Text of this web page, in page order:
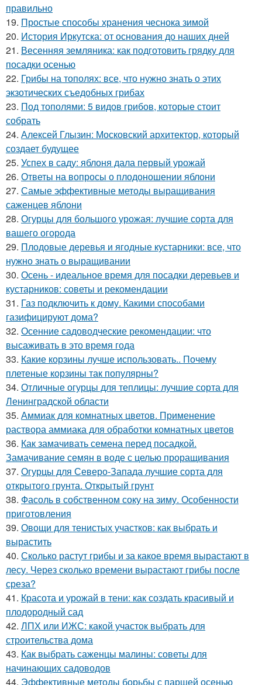
правильно
19. Простые способы хранения чеснока зимой
20. История Иркутска: от основания до наших дней
21. Весенняя земляника: как подготовить грядку для
посадки осенью
22. Грибы на тополях: все, что нужно знать о этих
экзотических съедобных грибах
23. Под тополями: 5 видов грибов, которые стоит
собрать
24. Алексей Глызин: Московский архитектор, который
создает будущее
25. Успех в саду: яблоня дала первый урожай
26. Ответы на вопросы о плодоношении яблони
27. Самые эффективные методы выращивания
саженцев яблони
28. Огурцы для большого урожая: лучшие сорта для
вашего огорода
29. Плодовые деревья и ягодные кустарники: все, что
нужно знать о выращивании
30. Осень - идеальное время для посадки деревьев и
кустарников: советы и рекомендации
31. Газ подключить к дому. Какими способами
газифицируют дома?
32. Осенние садоводческие рекомендации: что
высаживать в это время года
33. Какие корзины лучше использовать.. Почему
плетеные корзины так популярны?
34. Отличные огурцы для теплицы: лучшие сорта для
Ленинградской области
35. Аммиак для комнатных цветов. Применение
раствора аммиака для обработки комнатных цветов
36. Как замачивать семена перед посадкой.
Замачивание семян в воде с целью проращивания
37. Огурцы для Северо-Запада лучшие сорта для
открытого грунта. Открытый грунт
38. Фасоль в собственном соку на зиму. Особенности
приготовления
39. Овощи для тенистых участков: как выбрать и
вырастить
40. Сколько растут грибы и за какое время вырастают в
лесу. Через сколько времени вырастают грибы после
среза?
41. Красота и урожай в тени: как создать красивый и
плодородный сад
42. ЛПХ или ИЖС: какой участок выбрать для
строительства дома
43. Как выбрать саженцы малины: советы для
начинающих садоводов
44. Эффективные методы борьбы с паршей осенью